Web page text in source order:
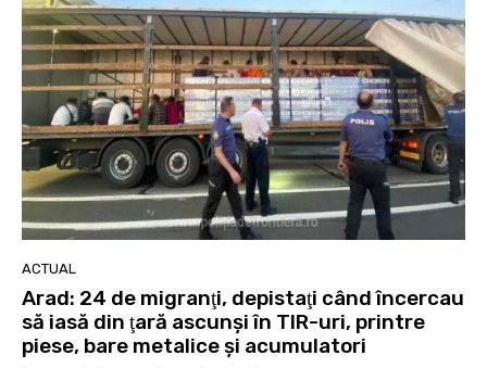
ACTUAL
Arad: 24 de migranţi, depistaţi când încercau
să iasă din ţară ascunşi în TIR-uri, printre
piese, bare metalice şi acumulatori